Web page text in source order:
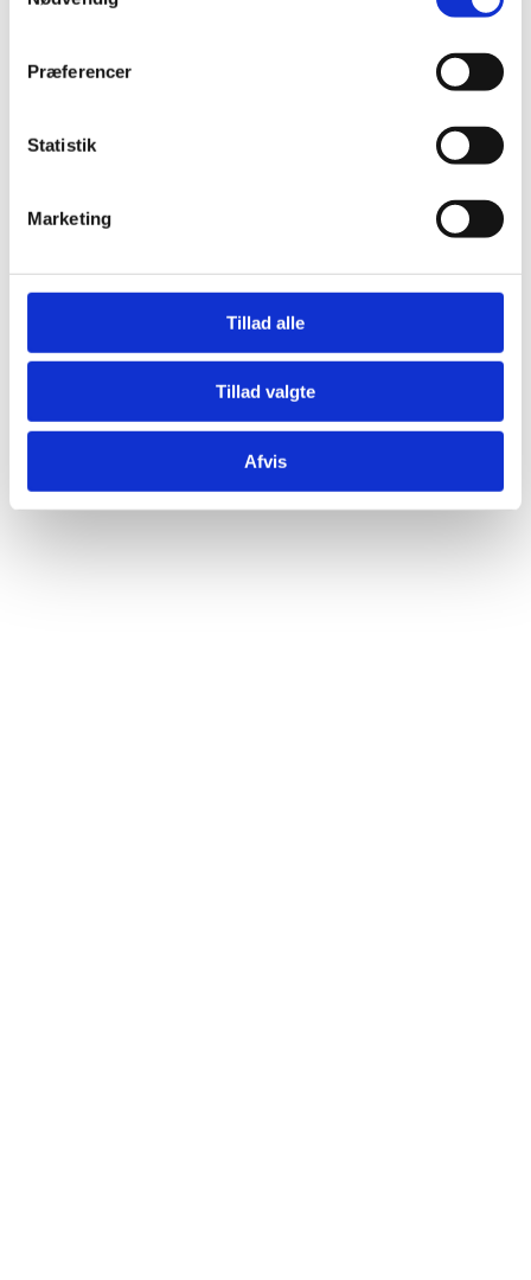
Præferencer
Statistik
Marketing
Tillad alle
Tillad valgte
Afvis